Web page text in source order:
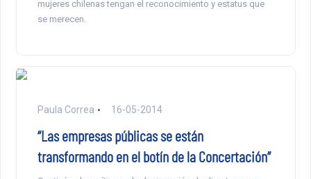
mujeres chilenas tengan el reconocimiento y estatus que
se merecen.
Paula Correa 16-05-2014
“Las empresas públicas se están
transformando en el botín de la Concertación”